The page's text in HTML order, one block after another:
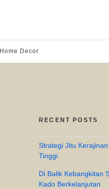
Home Decor
RECENT POSTS
Strategi Jitu
Tinggi
Di Balik Kebangkitan
Kado Berkelanjutan